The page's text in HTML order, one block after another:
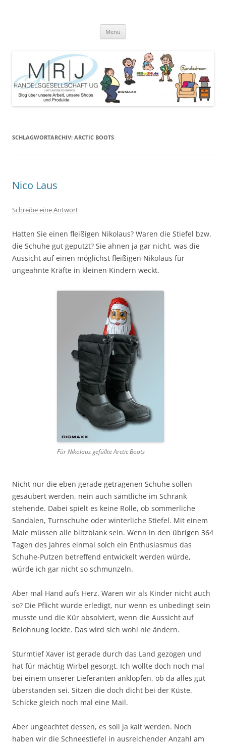
angebotene Produkte
Menü
SCHLAGWORTARCHIV: ARCTIC BOOTS
Nico Laus
Schreibe eine Antwort
Hatten Sie einen fleißigen Nikolaus? Waren die Stiefel bzw.
die Schuhe gut geputzt? Sie ahnen ja gar nicht, was die
Aussicht auf einen möglichst fleißigen Nikolaus für
ungeahnte Kräfte in kleinen Kindern weckt.
Für Nikolaus gefüllte Arctic Boots
Nicht nur die eben gerade getragenen Schuhe sollen
gesäubert werden, nein auch sämtliche im Schrank
stehende. Dabei spielt es keine Rolle, ob sommerliche
Sandalen, Turnschuhe oder winterliche Stiefel. Mit einem
Male müssen alle blitzblank sein. Wenn in den übrigen 364
Tagen des Jahres einmal solch ein Enthusiasmus das
Schuhe-Putzen betreffend entwickelt werden würde,
würde ich gar nicht so schmunzeln.
Aber mal Hand aufs Herz. Waren wir als Kinder nicht auch
so? Die Pflicht wurde erledigt, nur wenn es unbedingt sein
musste und die Kür absolviert, wenn die Aussicht auf
Belohnung lockte. Das wird sich wohl nie ändern.
Sturmtief Xaver ist gerade durch das Land gezogen und
hat für mächtig Wirbel gesorgt. Ich wollte doch noch mal
bei einem unserer Lieferanten anklopfen, ob da alles gut
überstanden sei. Sitzen die doch dicht bei der Küste.
Schicke gleich noch mal eine Mail.
Aber ungeachtet dessen, es soll ja kalt werden. Noch
haben wir die Schneestiefel in ausreichender Anzahl am